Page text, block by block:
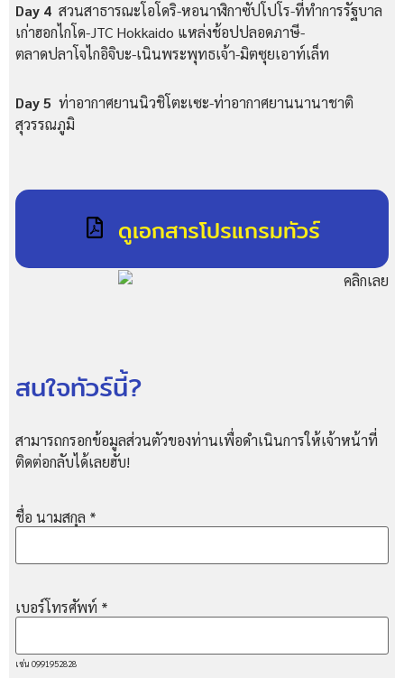
Day 4 สวนสาธารณะโอโดริ-หอนาฬิกาซัปโปโร-ที่ทำการรัฐบาล
เก่าฮอกไกโด-JTC Hokkaido แหล่งช้อปปลอดภาษี-
ตลาดปลาโจไกอิจิบะ-เนินพระพุทธเจ้า-มิตซุยเอาท์เล็ท
Day 5 ท่าอากาศยานนิวชิโตะเซะ-ท่าอากาศยานนานาชาติ
สุวรรณภูมิ
ดูเอกสารโปรแกรมทัวร์
สนใจทัวร์นี้?
สามารถกรอกข้อมูลส่วนตัวของท่านเพื่อดำเนินการให้เจ้าหน้าที่
ติดต่อกลับได้เลยฮับ!
ชื่อ นามสกุล *
เบอร์โทรศัพท์ *
เช่น 0991952828